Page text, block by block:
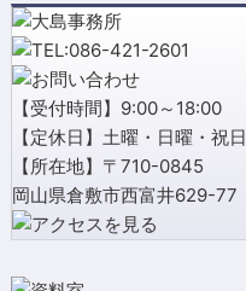
【受付時間】9:00～18:00
【定休日】土曜・日曜・祝日
【所在地】〒710-0845
岡山県倉敷市西富井629-77